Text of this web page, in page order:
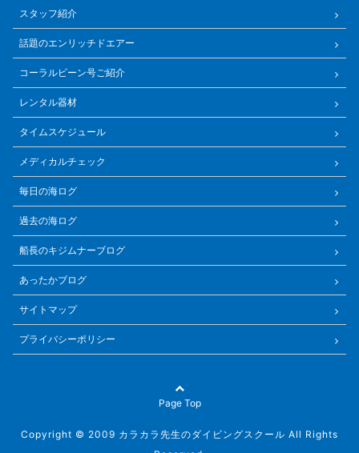
スタッフ紹介
話題のエンリッチドエアー
コーラルビーン号ご紹介
レンタル器材
タイムスケジュール
メディカルチェック
毎日の海ログ
過去の海ログ
船長のキジムナーブログ
あったかブログ
サイトマップ
プライバシーポリシー
Page Top
Copyright © 2009 カラカラ先生のダイビングスクール All Rights